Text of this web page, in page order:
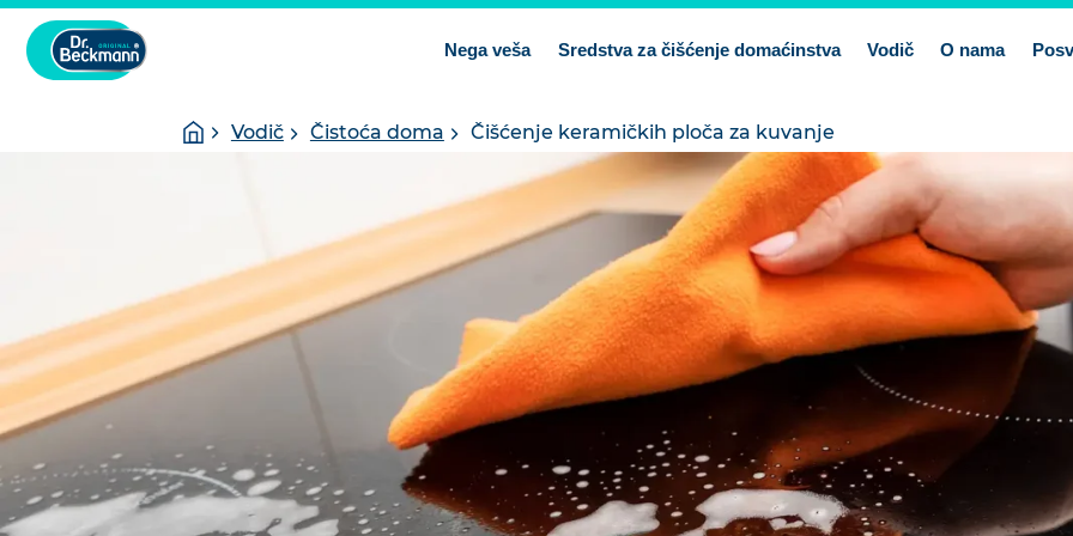
Nega veša Sredstva za čišćenje domaćinstva Vodič O nama
You
are
Homepage
Vodič Čistoća doma Čišćenje keramičkih ploča za kuvanje